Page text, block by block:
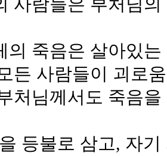
사람들은 부처님
의 죽음은 살아있
든 사람들이 괴로
처님께서도 죽음
등불로 삼고, 자